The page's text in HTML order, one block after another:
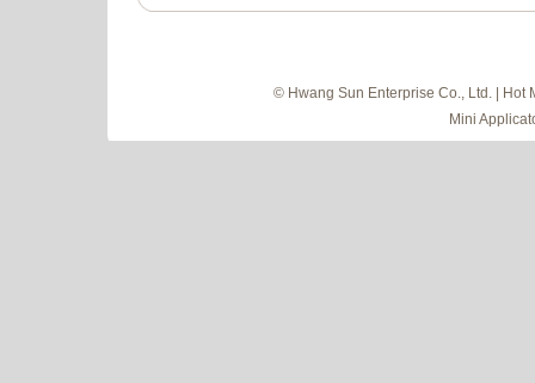
© Hwang Sun Enterprise Co., Ltd. | Hot
Mini